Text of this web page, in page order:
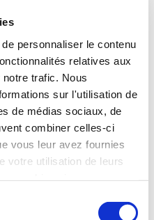
personnaliser le contenu
relatives aux
trafic. Nous
sur l'utilisation de
de médias sociaux, de
combiner celles-ci
vous leur avez fournies
votre utilisation de leurs
Le porte-avions
route vers la
Emmanuel Macron a
avions Charles de
offensive contre l’Iran.